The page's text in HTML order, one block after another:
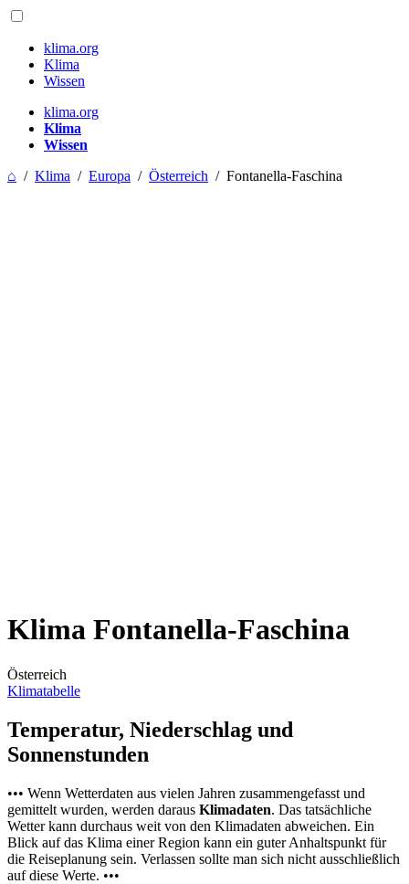
klima.org
Klima
Wissen
klima.org
Klima
Wissen
⌂ / Klima / Europa / Österreich / Fontanella-Faschina
Klima Fontanella-Faschina
Österreich
Klimatabelle
Temperatur, Niederschlag und
Sonnenstunden
••• Wenn Wetterdaten aus vielen Jahren zusammengefasst und
gemittelt wurden, werden daraus Klimadaten. Das tatsächliche
Wetter kann durchaus weit von den Klimadaten abweichen. Ein
Blick auf das Klima einer Region kann ein guter Anhaltspunkt für
die Reiseplanung sein. Verlassen sollte man sich nicht ausschließlich
auf diese Werte. •••